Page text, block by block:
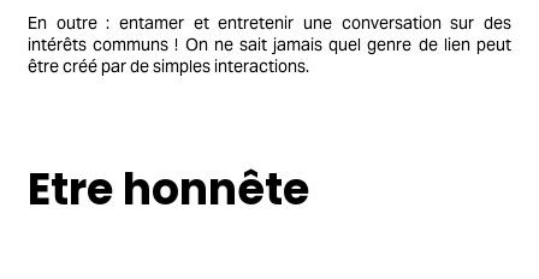
En outre : entamer et entretenir une conversation sur des
intérêts communs ! On ne sait jamais quel genre de lien peut
être créé par de simples interactions.
Etre honnête